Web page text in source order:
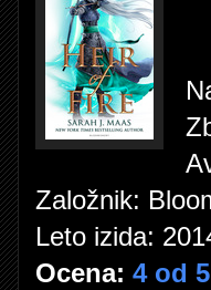
Založnik:
Leto izida:
Ocena: 4 od 5